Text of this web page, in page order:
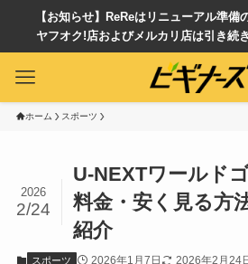
【お知らせ】ReReはリニューアル準備
ヤフオク!店およびメルカリ店は引き続
ホーム スポーツ
U-NEXTワールド
料金・安く見る方
紹介
2026
2/24
スポーツ 2026年1月7日 2026年2月24